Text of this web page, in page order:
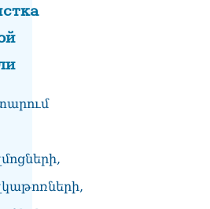
Ուղիղ միացում․ ԱՄՈԹԻ
07.08.2026
ՏԵՍԱՆՅՈւԹ․ «Այսօր ձեզ